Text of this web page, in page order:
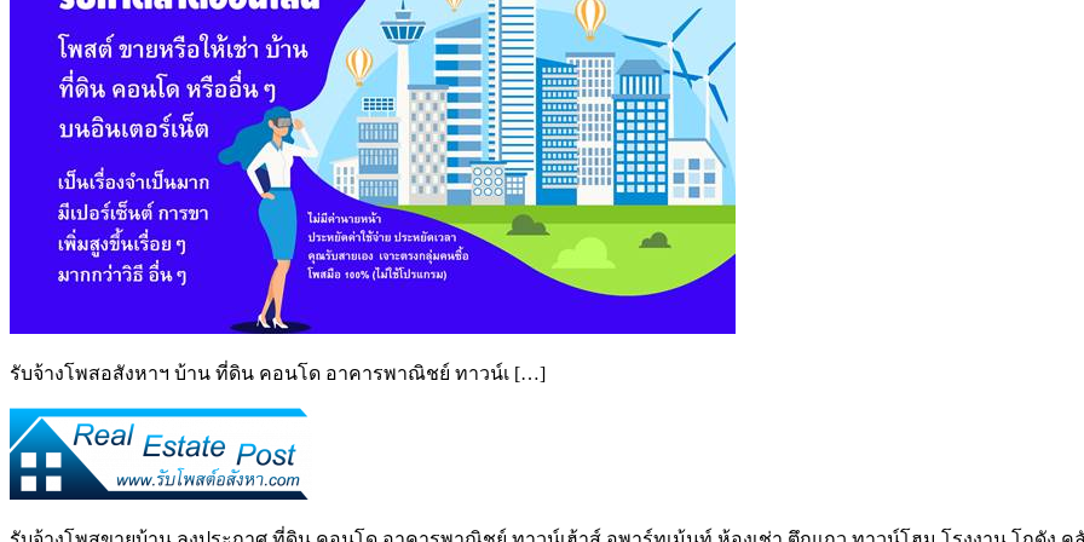
รับจ้างโพสอสังหาฯ บ้าน ที่ดิน คอนโด อาคารพาณิชย์ ทาวน์เ […]